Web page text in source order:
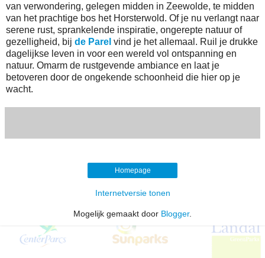
van verwondering, gelegen midden in Zeewolde, te midden
van het prachtige bos het Horsterwold. Of je nu verlangt naar
serene rust, sprankelende inspiratie, ongerepte natuur of
gezelligheid, bij de Parel vind je het allemaal. Ruil je drukke
dagelijkse leven in voor een wereld vol ontspanning en
natuur. Omarm de rustgevende ambiance en laat je
betoveren door de ongekende schoonheid die hier op je
wacht.
Homepage
Internetversie tonen
Mogelijk gemaakt door Blogger.